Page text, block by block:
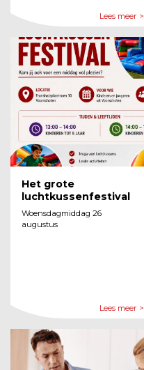
Lees meer >
Het grote
luchtkussenfestival
Woensdagmiddag 26
augustus
Lees meer >